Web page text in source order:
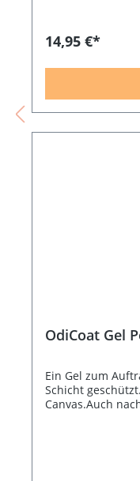
14,95 €*
OdiCoat Gel
Ein Gel zum
Schicht
Canvas.Auch